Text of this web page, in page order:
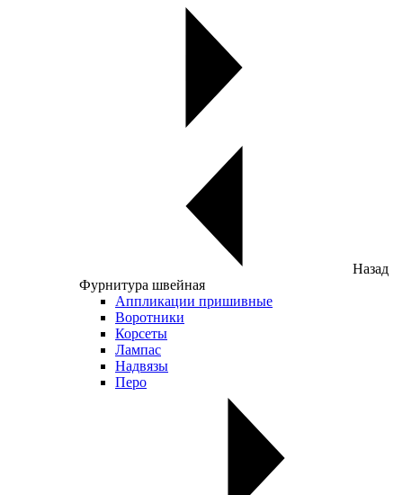
Назад
Фурнитура швейная
Аппликации пришивные
Воротники
Корсеты
Лампас
Надвязы
Перо